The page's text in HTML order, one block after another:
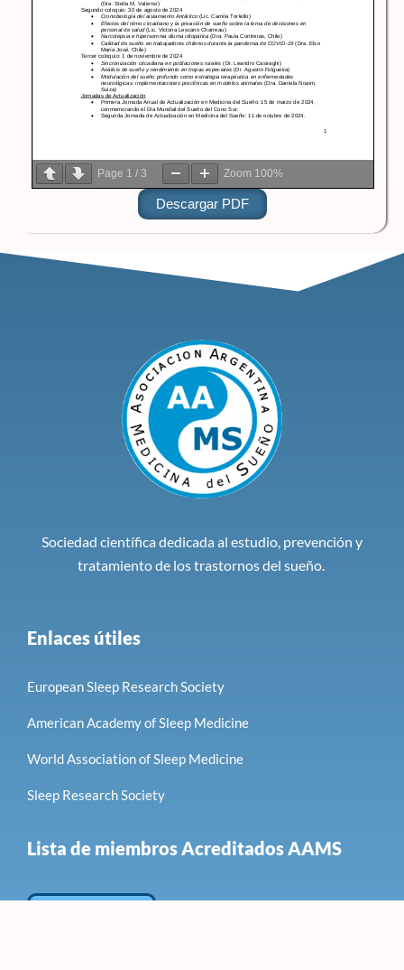
Page 1 / 3 Zoom 100%
Descargar PDF
Sociedad científica dedicada al estudio, prevención y
tratamiento de los trastornos del sueño.
Enlaces útiles
European Sleep Research Society
American Academy of Sleep Medicine
World Association of Sleep Medicine
Sleep Research Society
Lista de miembros Acreditados AAMS